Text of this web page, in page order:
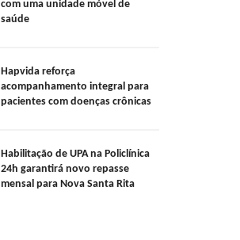
com uma unidade móvel de
saúde
Hapvida reforça
acompanhamento integral para
pacientes com doenças crônicas
Habilitação de UPA na Policlínica
24h garantirá novo repasse
mensal para Nova Santa Rita